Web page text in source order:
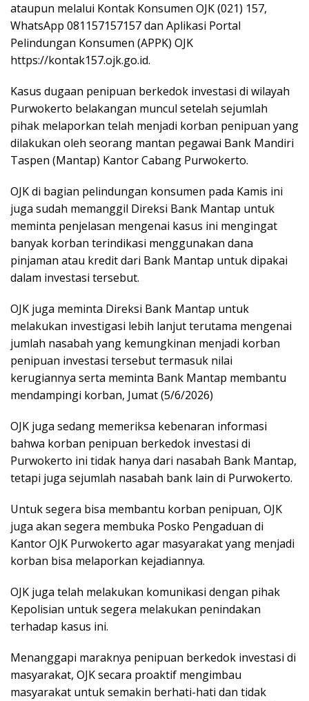
ataupun melalui Kontak Konsumen OJK (021) 157,
WhatsApp 081157157157 dan Aplikasi Portal
Pelindungan Konsumen (APPK) OJK
https://kontak157.ojk.go.id.
Kasus dugaan penipuan berkedok investasi di wilayah
Purwokerto belakangan muncul setelah sejumlah
pihak melaporkan telah menjadi korban penipuan yang
dilakukan oleh seorang mantan pegawai Bank Mandiri
Taspen (Mantap) Kantor Cabang Purwokerto.
OJK di bagian pelindungan konsumen pada Kamis ini
juga sudah memanggil Direksi Bank Mantap untuk
meminta penjelasan mengenai kasus ini mengingat
banyak korban terindikasi menggunakan dana
pinjaman atau kredit dari Bank Mantap untuk dipakai
dalam investasi tersebut.
OJK juga meminta Direksi Bank Mantap untuk
melakukan investigasi lebih lanjut terutama mengenai
jumlah nasabah yang kemungkinan menjadi korban
penipuan investasi tersebut termasuk nilai
kerugiannya serta meminta Bank Mantap membantu
mendampingi korban, Jumat (5/6/2026)
OJK juga sedang memeriksa kebenaran informasi
bahwa korban penipuan berkedok investasi di
Purwokerto ini tidak hanya dari nasabah Bank Mantap,
tetapi juga sejumlah nasabah bank lain di Purwokerto.
Untuk segera bisa membantu korban penipuan, OJK
juga akan segera membuka Posko Pengaduan di
Kantor OJK Purwokerto agar masyarakat yang menjadi
korban bisa melaporkan kejadiannya.
OJK juga telah melakukan komunikasi dengan pihak
Kepolisian untuk segera melakukan penindakan
terhadap kasus ini.
Menanggapi maraknya penipuan berkedok investasi di
masyarakat, OJK secara proaktif mengimbau
masyarakat untuk semakin berhati-hati dan tidak